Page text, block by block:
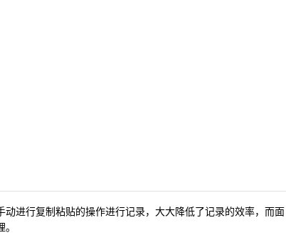
进行复制粘贴的操作进行记录，大大降低了记录的效率，而面